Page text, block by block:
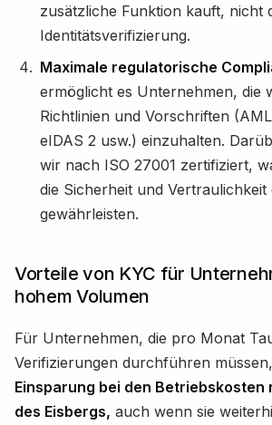
zusätzliche Funktion kauft, nicht
Identitätsverifizierung.
Maximale regulatorische
ermöglicht es Unternehmen, die
Richtlinien und Vorschriften
eIDAS 2 usw.) einzuhalten.
wir nach ISO 27001 zertifiziert,
die Sicherheit und Vertraulichkeit
gewährleisten.
Vorteile von KYC für
hohem Volumen
Für Unternehmen, die pro Monat
Verifizierungen durchführen
Einsparung bei den Betriebskosten
des Eisbergs, auch wenn sie